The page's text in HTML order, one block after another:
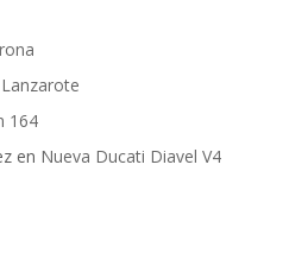
164
en Nueva Ducati Diavel V4